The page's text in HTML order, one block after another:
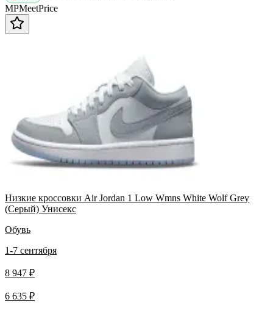
MPMeetPrice
Низкие кроссовки Air Jordan 1 Low Wmns White Wolf Grey
(Серый) Унисекс
Обувь
1-7 сентября
8 947 ₽
6 635 ₽